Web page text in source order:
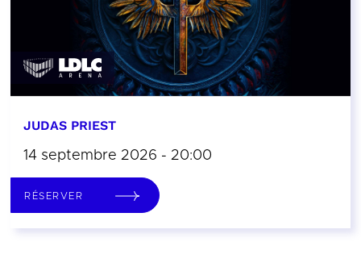
JUDAS PRIEST
14 septembre 2026 - 20:00
RÉSERVER